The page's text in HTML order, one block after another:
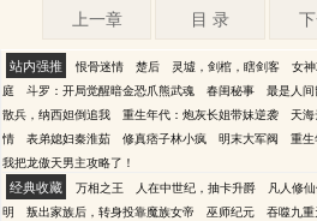
上一章 目 录
站内强推 恨骨迷情 楚后 灵墟，剑棺，瞎剑客 女
庭
斗罗：开局觉醒暗金恐爪熊武魂 春闺秘事 最是人
散兵，纳西妲倒追我
重生年代：炮灰长姐带妹逆袭 天
情
表弟媳妇秦淮茹 修真痞子林小疯 明末大军阀 重
我把龙傲天男主攻略了！
经典收藏 万相之王 人在中世纪，抽卡升爵 凡人修
明
叛出家族后，转身投靠魔族女帝 巫师纪元 吞噬九